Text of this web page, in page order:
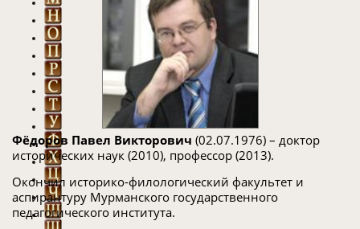
Фёдоров Павел Викторович (02.07.1976) – доктор
исторических наук (2010), профессор (2013).
Окончил историко-филологический факультет и
аспирантуру Мурманского государственного
педагогического института.